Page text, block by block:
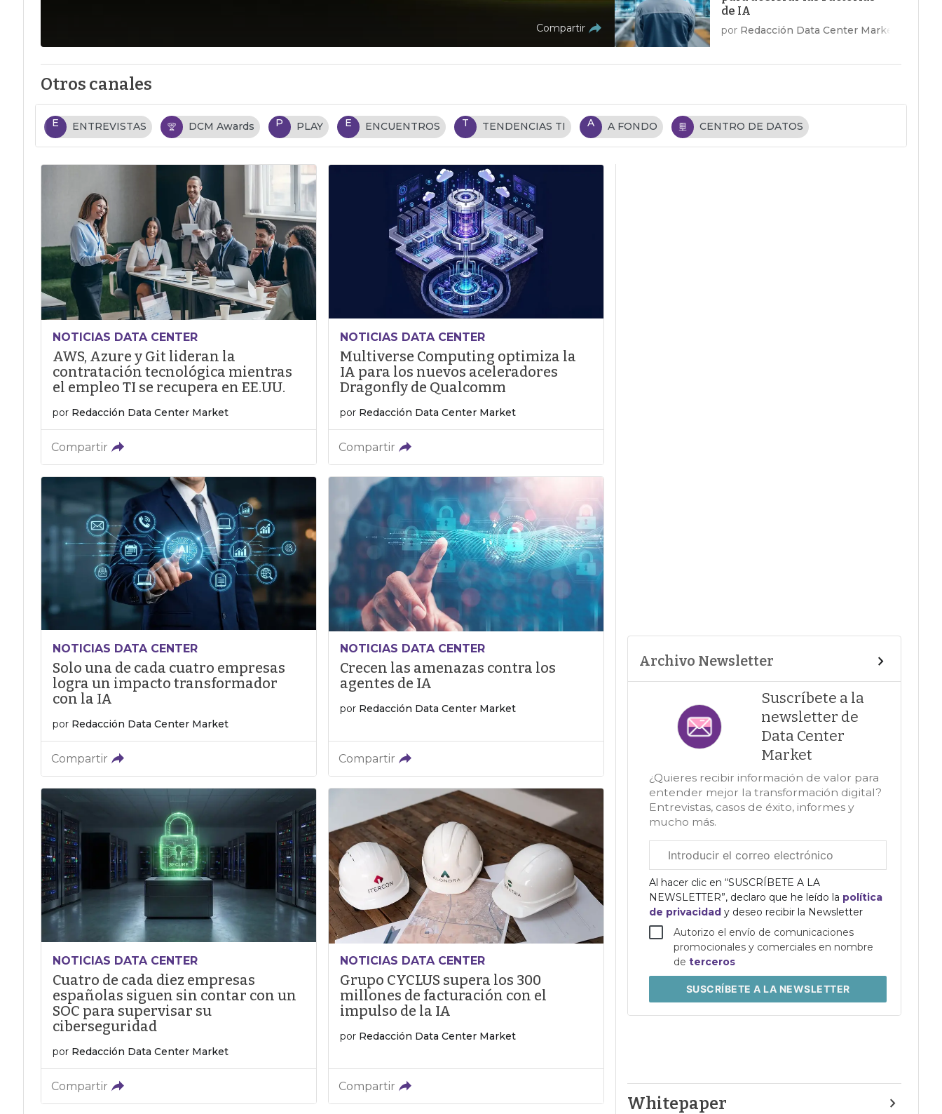
Compartir
de IA
por Redacción Data Center Market
Otros canales
E ENTREVISTAS DCM Awards P PLAY E ENCUENTROS T TENDENCIAS TI A A FONDO CENTRO DE DATOS
NOTICIAS DATA CENTER
AWS, Azure y Git lideran la
contratación tecnológica mientras
el empleo TI se recupera en EE.UU.
por Redacción Data Center Market
Compartir
NOTICIAS DATA CENTER
Multiverse Computing optimiza la
IA para los nuevos aceleradores
Dragonfly de Qualcomm
por Redacción Data Center Market
Compartir
NOTICIAS DATA CENTER
Solo una de cada cuatro empresas
logra un impacto transformador
con la IA
por Redacción Data Center Market
Compartir
NOTICIAS DATA CENTER
Crecen las amenazas contra los
agentes de IA
por Redacción Data Center Market
Compartir
NOTICIAS DATA CENTER
Cuatro de cada diez empresas
españolas siguen sin contar con un
SOC para supervisar su
ciberseguridad
por Redacción Data Center Market
Compartir
NOTICIAS DATA CENTER
Grupo CYCLUS supera los 300
millones de facturación con el
impulso de la IA
por Redacción Data Center Market
Compartir
Archivo Newsletter
Suscríbete a la
newsletter de
Data Center
Market
¿Quieres recibir información de valor para
entender mejor la transformación digital?
Entrevistas, casos de éxito, informes y
mucho más.
electrónico
corporativo
Al hacer clic en “SUSCRÍBETE A LA
NEWSLETTER”, declaro que he leído la política
de privacidady deseo recibir la Newsletter
Autorizo el envío de comunicaciones
promocionales y comerciales en nombre
deterceros
SUSCRÍBETEA LA NEWSLETTER
Whitepaper